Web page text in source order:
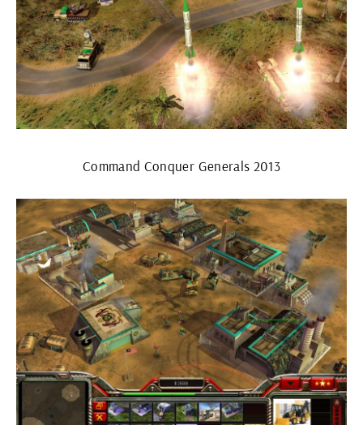
Command Conquer Generals 2013